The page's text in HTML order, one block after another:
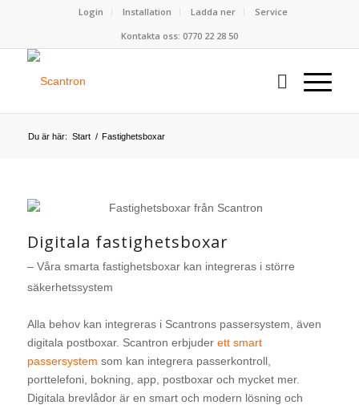
Login Installation Ladda ner
Service
Kontakta oss: 0770 22 28 50
Du är här: Start / Fastighetsboxar
Digitala fastighetsboxar
– Våra smarta fastighetsboxar kan integreras i större
säkerhetssystem
Alla behov kan integreras i Scantrons passersystem, även
digitala postboxar. Scantron erbjuder ett smart
passersystem som kan integrera passerkontroll,
porttelefoni, bokning, app, postboxar och mycket mer.
Digitala brevlådor är en smart och modern lösning och